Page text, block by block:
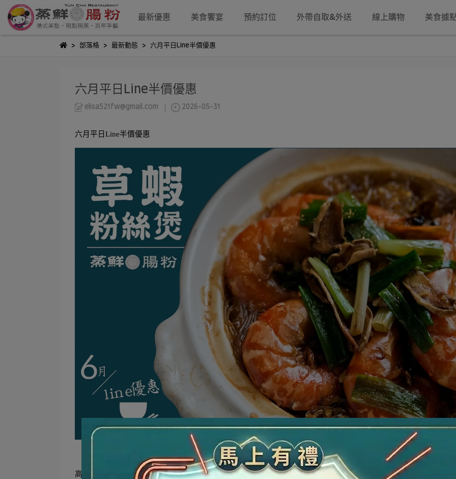
最新優惠 美食饗宴 預約訂位 外帶自取&外送 線上購物 美食據
部落格 最新動態 六月平日Line半價優惠
六月平日Line半價優惠
elisa521fw@gmail.com 2026-05-31
六月平日Line半價優惠
高雄必吃港點【鮮蝦粉絲煲】